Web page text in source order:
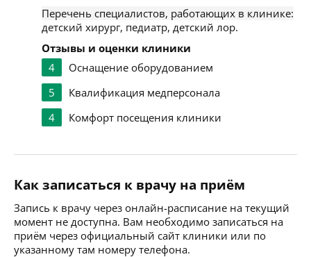
Перечень специалистов, работающих в клинике:
детский хирург, педиатр, детский лор.
Отзывы и оценки клиники
4
Оснащение оборудованием
5
Квалификация медперсонала
4
Комфорт посещения клиники
Как записаться к врачу на приём
Запись к врачу через онлайн-расписание на текущий
момент не доступна. Вам необходимо записаться на
приём через официальный сайт клиники или по
указанному там номеру телефона.